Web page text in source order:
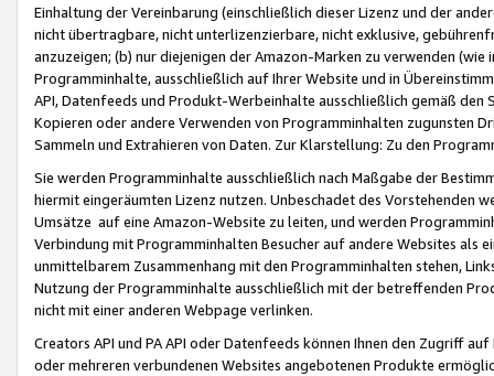
Einhaltung der Vereinbarung (einschließlich dieser Lizenz und der
nicht übertragbare, nicht unterlizenzierbare, nicht exklusive,
anzuzeigen; (b) nur diejenigen der Amazon-Marken zu verwenden
Programminhalte, ausschließlich auf Ihrer Website und in
API, Datenfeeds und Produkt-Werbeinhalte ausschließlich gemäß
Kopieren oder andere Verwenden von Programminhalten zugunsten
Sammeln und Extrahieren von Daten. Zur Klarstellung: Zu den
Sie werden Programminhalte ausschließlich nach Maßgabe der
hiermit eingeräumten Lizenz nutzen. Unbeschadet des Vorstehenden
Umsätze auf eine Amazon-Website zu leiten, und werden
Verbindung mit Programminhalten Besucher auf andere Websites als
unmittelbarem Zusammenhang mit den Programminhalten stehen,
Nutzung der Programminhalte ausschließlich mit der betreffenden
nicht mit einer anderen Webpage verlinken.
Creators API und PA API oder Datenfeeds können Ihnen den Zugriff
oder mehreren verbundenen Websites angebotenen Produkte